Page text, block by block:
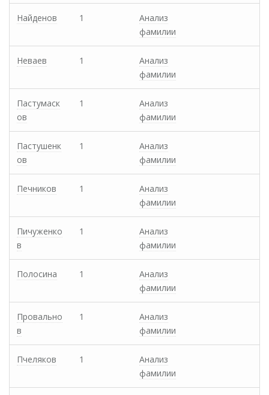
Найденов 1
Анализ
фамилии
Неваев 1
Анализ
фамилии
Пастумаск
ов
1
Анализ
фамилии
Пастушенк
ов
1
Анализ
фамилии
Печников 1
Анализ
фамилии
Пичуженко
в
1
Анализ
фамилии
Полосина 1
Анализ
фамилии
Провально
в
1
Анализ
фамилии
Пчеляков 1
Анализ
фамилии